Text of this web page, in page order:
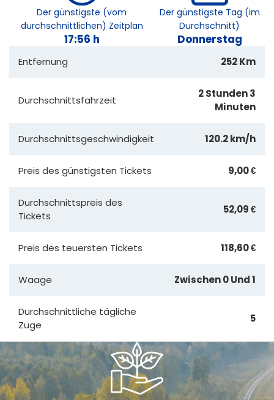
Der günstigste (vom
durchschnittlichen) Zeitplan
17:56 h
Der günstigste Tag (im
Durchschnitt)
Donnerstag
Entfernung 252 Km
Durchschnittsfahrzeit
2 Stunden 3
Minuten
Durchschnittsgeschwindigkeit 120.2 km/h
Preis des günstigsten Tickets 9,00 €
Durchschnittspreis des
Tickets
52,09 €
Preis des teuersten Tickets 118,60 €
Waage Zwischen 0 Und 1
Durchschnittliche tägliche
Züge
5